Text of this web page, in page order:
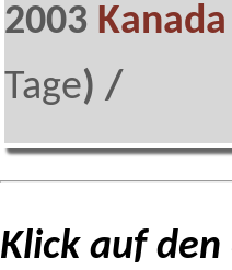
2003 Kanada
Tage) /
Klick auf